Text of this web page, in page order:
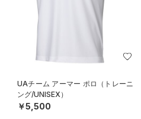
UAチーム アーマー ポロ（トレーニ
ング/UNISEX）
￥5,500